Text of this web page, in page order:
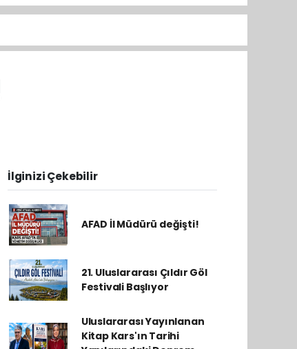
İlginizi Çekebilir
AFAD İl Müdürü değişti!
21. Uluslararası Çıldır Göl
Festivali Başlıyor
Uluslararası Yayınlanan
Kitap Kars'ın Tarihi